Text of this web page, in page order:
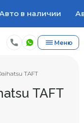
в наличии
Меню
TAFT
TAFT